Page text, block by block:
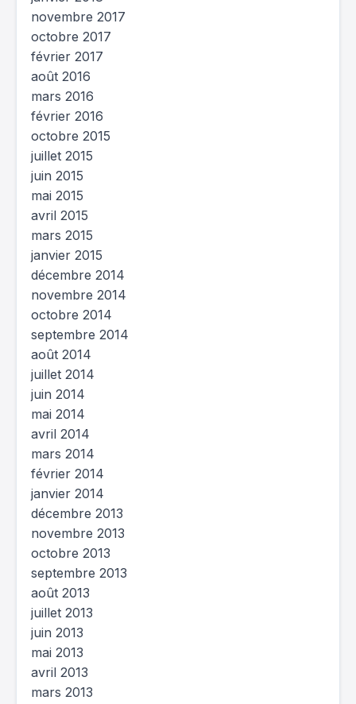
novembre 2017
octobre 2017
février 2017
août 2016
mars 2016
février 2016
octobre 2015
juillet 2015
juin 2015
mai 2015
avril 2015
mars 2015
janvier 2015
décembre 2014
novembre 2014
octobre 2014
septembre 2014
août 2014
juillet 2014
juin 2014
mai 2014
avril 2014
mars 2014
février 2014
janvier 2014
décembre 2013
novembre 2013
octobre 2013
septembre 2013
août 2013
juillet 2013
juin 2013
mai 2013
avril 2013
mars 2013